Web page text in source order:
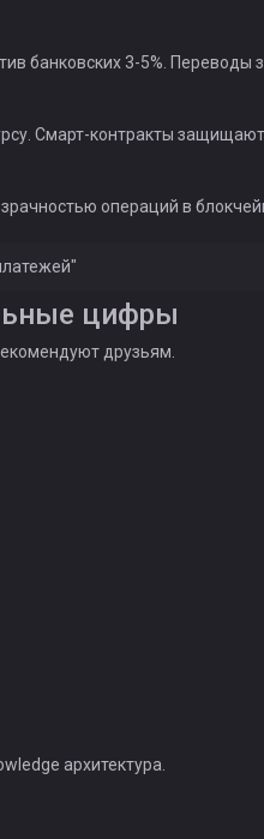
банковских 3-5%. Переводы
Смарт-контракты защищают
операций в
цифры
друзьям.
архитектура.